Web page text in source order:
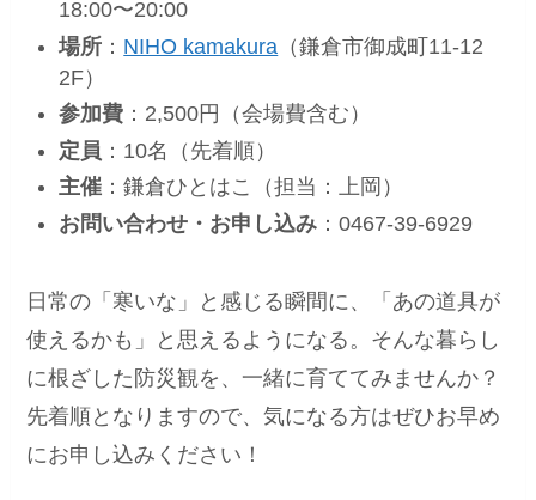
18:00〜20:00
場所 ： NIHO kamakura （鎌倉市御成町11-12
2F）
参加費 ：2,500円（会場費含む）
定員 ：10名（先着順）
主催 ：鎌倉ひとはこ（担当：上岡）
お問い合わせ・お申し込み ：0467-39-6929
日常の「寒いな」と感じる瞬間に、「あの道具が
使えるかも」と思えるようになる。そんな暮らし
に根ざした防災観を、一緒に育ててみませんか？
先着順となりますので、気になる方はぜひお早め
にお申し込みください！